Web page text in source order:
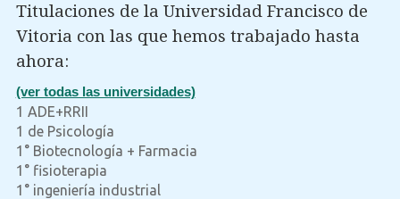
Titulaciones de la Universidad Francisco de
Vitoria con las que hemos trabajado hasta
ahora:
(ver todas las universidades)
1 ADE+RRII
1 de Psicología
1° Biotecnología + Farmacia
1° fisioterapia
1° ingeniería industrial